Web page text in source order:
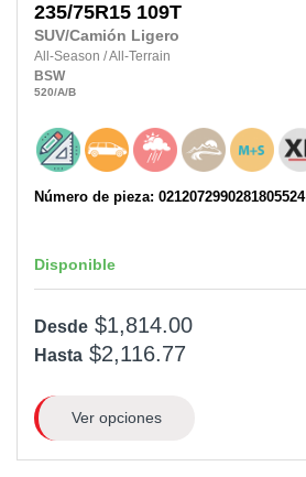
235/75R15 109T
SUV/Camión Ligero
All-Season /All-Terrain
BSW
520/A/B
Número de pieza: 0212072990281805524
Disponible
Desde $1,814.00
Hasta $2,116.77
Ver opciones